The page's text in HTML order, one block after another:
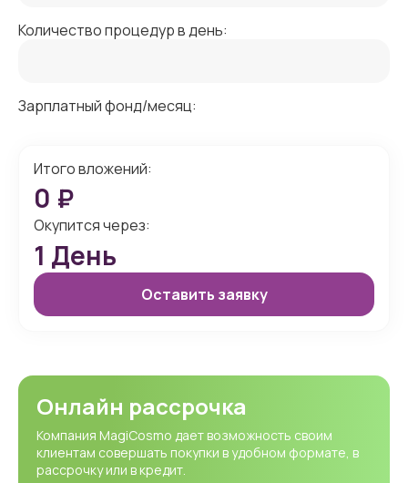
Количество процедур в день:
Зарплатный фонд/месяц:
Итого вложений:
0 ₽
Окупится через:
1 День
Оставить заявку
Онлайн рассрочка
Компания MagiCosmo дает возможность своим
клиентам совершать покупки в удобном формате, в
рассрочку или в кредит.